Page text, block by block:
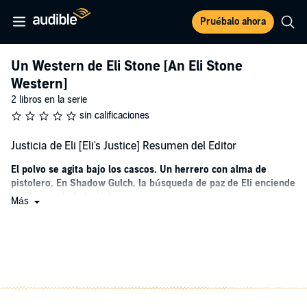
Pruébalo ahora
Un Western de Eli Stone [An Eli Stone
Western]
2 libros en la serie
sin calificaciones
Justicia de Eli [Eli's Justice] Resumen del Editor
El polvo se agita bajo los cascos. Un herrero con alma de
pistolero. En Shadow Gulch, la búsqueda de paz de Eli enciende
las llamas de la justicia.
Más